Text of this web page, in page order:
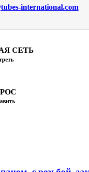
international.com
СЕТЬ